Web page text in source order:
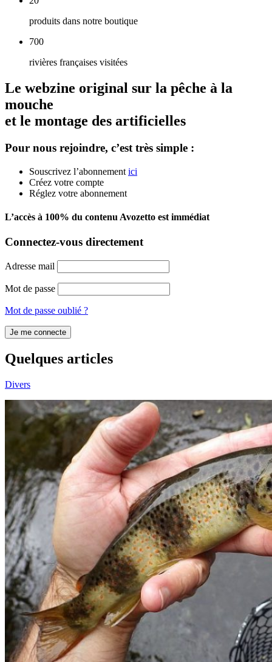
produits dans notre boutique
700
rivières françaises visitées
Le webzine original sur la pêche à la
mouche
et le montage des artificielles
Pour nous rejoindre, c’est très simple :
Souscrivez l’abonnement ici
Créez votre compte
Réglez votre abonnement
L’accès à 100% du contenu Avozetto est immédiat
Connectez-vous directement
Adresse mail
Mot de passe
Mot de passe oublié ?
Je me connecte
Quelques articles
Divers